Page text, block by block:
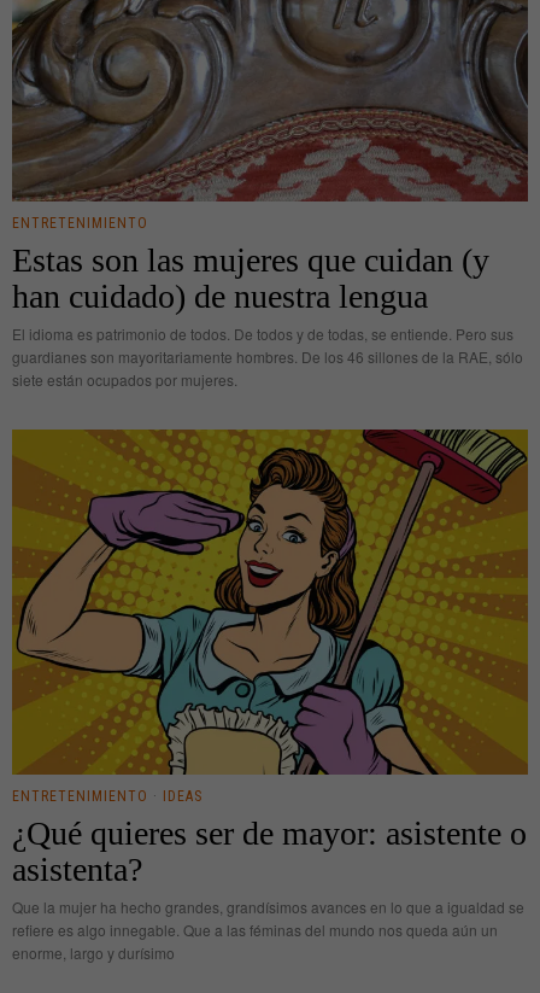
ENTRETENIMIENTO
Estas son las mujeres que cuidan (y
han cuidado) de nuestra lengua
El idioma es patrimonio de todos. De todos y de todas, se entiende. Pero sus
guardianes son mayoritariamente hombres. De los 46 sillones de la RAE, sólo
siete están ocupados por mujeres.
ENTRETENIMIENTO · IDEAS
¿Qué quieres ser de mayor: asistente o
asistenta?
Que la mujer ha hecho grandes, grandísimos avances en lo que a igualdad se
refiere es algo innegable. Que a las féminas del mundo nos queda aún un
enorme, largo y durísimo